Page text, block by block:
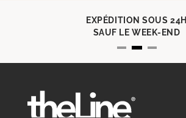
EXPÉDITION SOUS 24H
SAUF LE WEEK-END